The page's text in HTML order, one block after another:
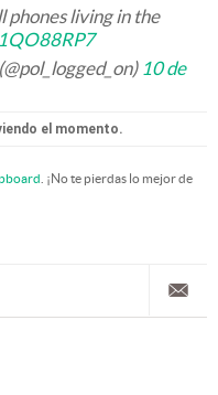
phones living in the
10 de
el momento.
. ¡No te pierdas lo mejor de